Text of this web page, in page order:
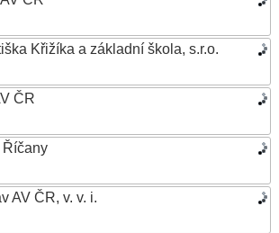
Křižíka a základní škola, s.r.o.
ČR
Říčany
AV ČR, v. v. i.